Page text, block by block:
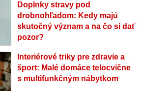
Doplnky stravy pod
drobnohľadom: Kedy majú
skutočný význam a na čo si dať
pozor?
Interiérové triky pre zdravie a
šport: Malé domáce telocvične
s multifunkčným nábytkom